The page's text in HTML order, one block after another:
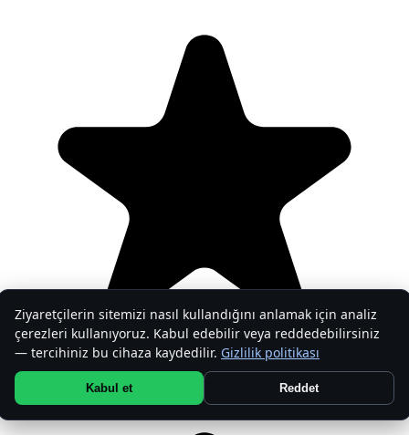
Ziyaretçilerin sitemizi nasıl kullandığını anlamak için analiz
çerezleri kullanıyoruz. Kabul edebilir veya reddedebilirsiniz
— tercihiniz bu cihaza kaydedilir. Gizlilik politikası
Kabul et Reddet